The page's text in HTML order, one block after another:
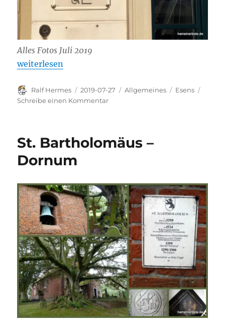
Alles Fotos Juli 2019
„Esens – Bärenstadt“
weiterlesen
Autor
Ralf Hermes
Veröffentlicht
am
2019-07-27 Kategorien
Allgemeines Schlagwörter
Esens
Schreibe einen Kommentarzu
St. Bartholomäus –
Dornum